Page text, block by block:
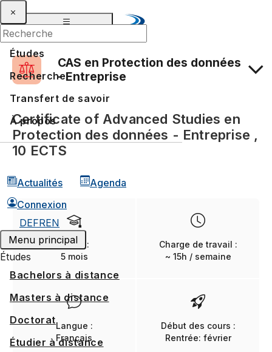
Études
Recherche
Transfert de savoir
À propos
Actualités
Agenda
Connexion
DEFREN
Menu principal
Études
Bachelors à distance
Masters à distance
Doctorat
Étudier à distance
CAS en Protection des données
- Entreprise
Programme
Certificate of Advanced Studies en
Protection des données - Entreprise ,
10 ECTS
Durée :
5 mois
Charge de travail :
~ 15h / semaine
Langue :
Français
Début des cours :
Rentrée: février